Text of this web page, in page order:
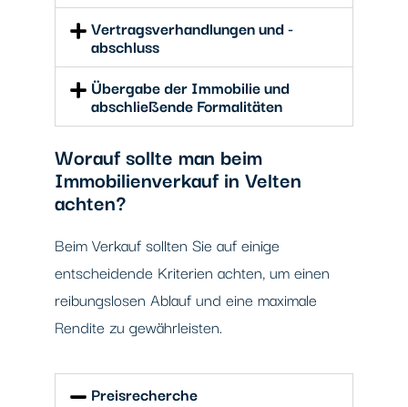
Vertragsverhandlungen und -
abschluss
Übergabe der Immobilie und
abschließende Formalitäten
Worauf sollte man beim
Immobilienverkauf in Velten
achten?
Beim Verkauf sollten Sie auf einige
entscheidende Kriterien achten, um einen
reibungslosen Ablauf und eine maximale
Rendite zu gewährleisten.
Preisrecherche